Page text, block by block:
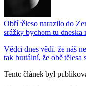
Obří těleso narazilo do
srážky bychom tu dneska
Vědci dnes vědí, že náš
tak brutální, že obě tělesa
Tento článek byl